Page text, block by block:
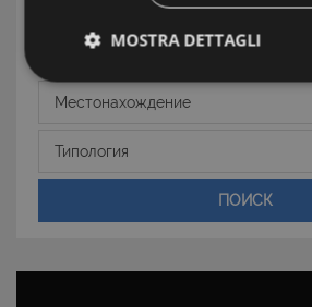
Местонахождение
Типология
ПОИСК
MOSTRA DETTAGLI
Strettamente necessari e